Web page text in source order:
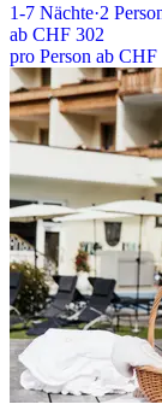
1-7 Nächte·2
ab CHF 302
pro Person ab CHF